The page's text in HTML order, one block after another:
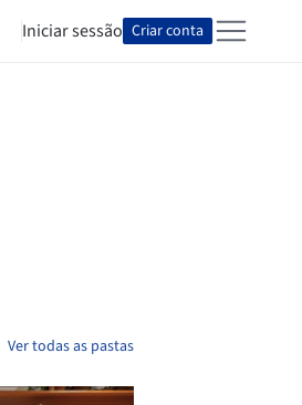
Iniciar sessão Criar conta
Ver todas as pastas